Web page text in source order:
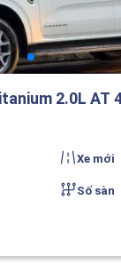
2.0L AT
Xe mới
Số sàn